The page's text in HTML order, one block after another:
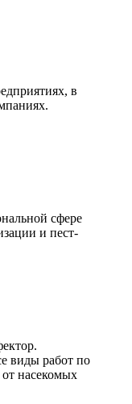
в
сфере
и пест-
виды работ по
насекомых